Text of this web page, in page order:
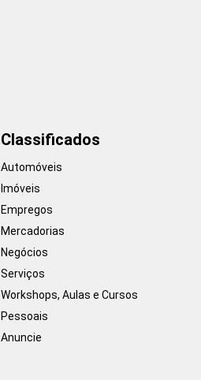
Classificados
Automóveis
Imóveis
Empregos
Mercadorias
Negócios
Serviços
Workshops, Aulas e Cursos
Pessoais
Anuncie